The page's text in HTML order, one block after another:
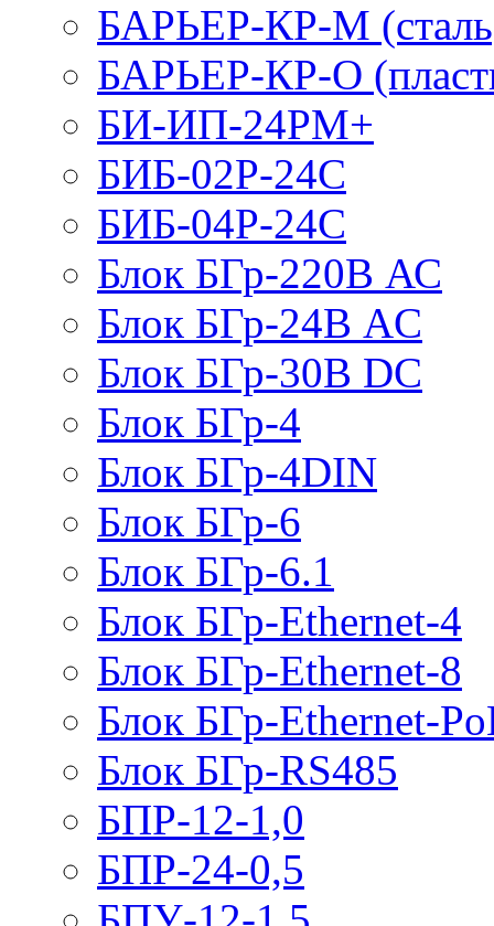
БАРЬЕР-КР-М
БАРЬЕР-КР-О
БИ-ИП-24РМ+
БИБ-02Р-24С
БИБ-04Р-24С
Блок БГр-220В АС
Блок БГр-24В AC
Блок БГр-30В DC
Блок БГр-4
Блок БГр-4DIN
Блок БГр-6
Блок БГр-6.1
Блок БГр-Ethernet-4
Блок БГр-Ethernet-8
Блок БГр-Ethernet-
Блок БГр-RS485
БПР-12-1,0
БПР-24-0,5